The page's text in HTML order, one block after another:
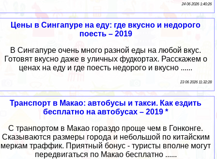
24 06 2026 1:40:26
Цены в Сингапуре на еду: где вкусно и недорого
поесть – 2019
В Сингапуре очень много разной еды на любой вкус.
Готовят вкусно даже в уличных фудкортах. Расскажем о
ценах на еду и где поесть недорого и вкусно ......
23 06 2026 11:32:28
Транспорт в Макао: автобусы и такси. Как ездить
бесплатно на автобусах – 2019 *
С транпортом в Макао гораздо проще чем в Гонконге.
Сказываются размеры города и небольшой по китайским
меркам траффик. Приятный бонус - туристы вполне могут
передвигаться по Макао бесплатно ......